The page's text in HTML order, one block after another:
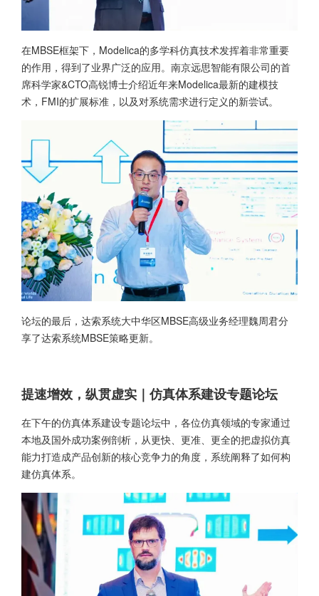
在MBSE框架下，Modelica的多学科仿真技术发挥着非常重要
的作用，得到了业界广泛的应用。南京远思智能有限公司的首
席科学家&CTO高锐博士介绍近年来Modelica最新的建模技
术，FMI的扩展标准，以及对系统需求进行定义的新尝试。
论坛的最后，达索系统大中华区MBSE高级业务经理魏周君分
享了达索系统MBSE策略更新。
提速增效，纵贯虚实｜仿真体系建设专题论坛
在下午的仿真体系建设专题论坛中，各位仿真领域的专家通过
本地及国外成功案例剖析，从更快、更准、更全的把虚拟仿真
能力打造成产品创新的核心竞争力的角度，系统阐释了如何构
建仿真体系。